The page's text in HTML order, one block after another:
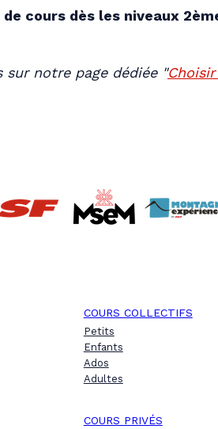
cours dès les niveaux
sur notre page dédiée "
COURS COLLECTIFS
Petits
Enfants
Ados
Adultes
COURS PRIVÉS